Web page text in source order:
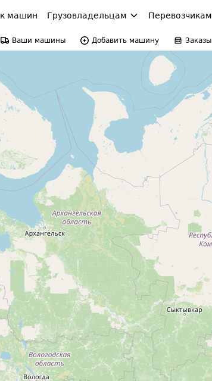
машин Грузовладельцам Перевозчикам
Ваши машины Добавить машину Заказы